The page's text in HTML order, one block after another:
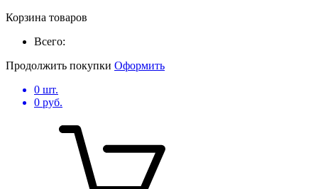
Корзина товаров
Всего:
Продолжить покупки Оформить
0 шт.
0 руб.